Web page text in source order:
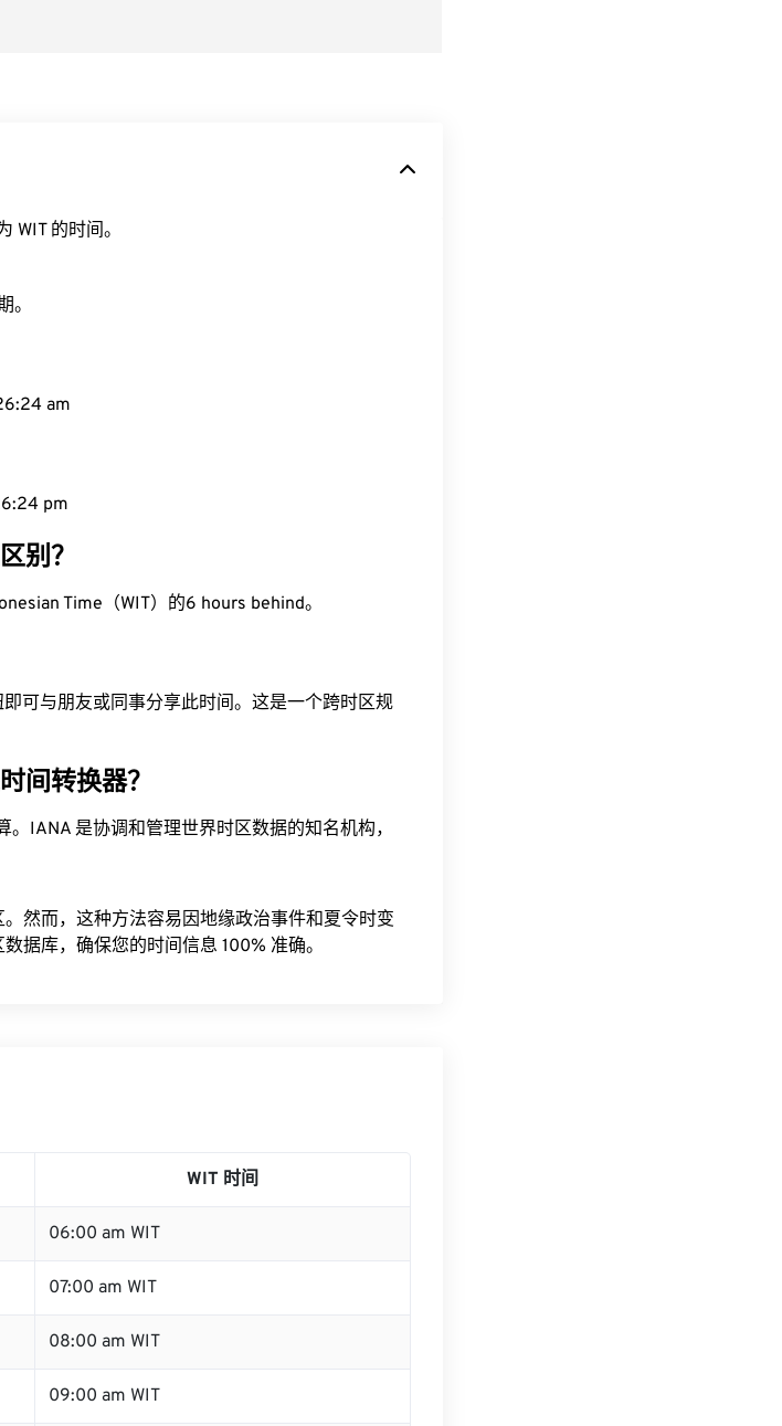
WIT 的时间。
。
am
pm
别？
Time（WIT）的6 hours behind。
可与朋友或同事分享此时间。这是一个跨时区规
间转换器？
IANA 是协调和管理世界时区数据的知名机构，
然而，这种方法容易因地缘政治事件和夏令时变
据库，确保您的时间信息 100% 准确。
WIT 时间
06:00 am WIT
07:00 am WIT
08:00 am WIT
09:00 am WIT